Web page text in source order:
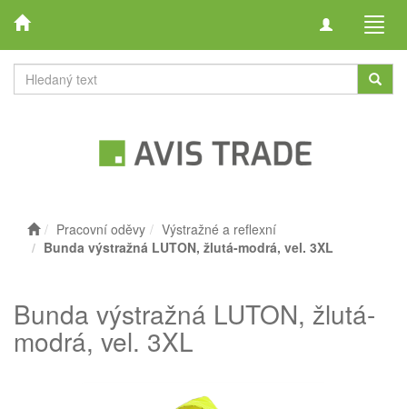
Toggle
Pracovní oděvy
Výstražné a reflexní
Bunda výstražná LUTON, žlutá-modrá, vel. 3XL
Bunda výstražná LUTON, žlutá-
modrá, vel. 3XL